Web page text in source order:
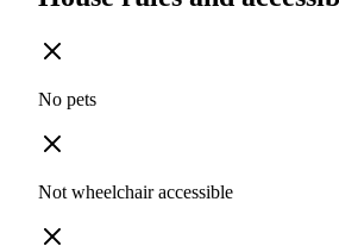
No pets
Not wheelchair accessible